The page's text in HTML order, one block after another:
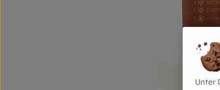
Unter